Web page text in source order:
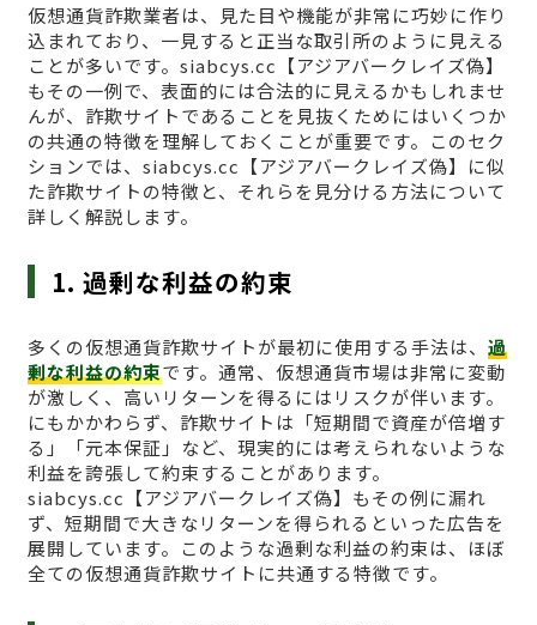
仮想通貨詐欺業者は、見た目や機能が非常に巧妙に作り
込まれており、一見すると正当な取引所のように見える
ことが多いです。siabcys.cc【アジアバークレイズ偽】
もその一例で、表面的には合法的に見えるかもしれませ
んが、詐欺サイトであることを見抜くためにはいくつか
の共通の特徴を理解しておくことが重要です。このセク
ションでは、siabcys.cc【アジアバークレイズ偽】に似
た詐欺サイトの特徴と、それらを見分ける方法について
詳しく解説します。
1. 過剰な利益の約束
多くの仮想通貨詐欺サイトが最初に使用する手法は、 過
剰な利益の約束です。通常、仮想通貨市場は非常に変動
が激しく、高いリターンを得るにはリスクが伴います。
にもかかわらず、詐欺サイトは「短期間で資産が倍増す
る」「元本保証」など、現実的には考えられないような
利益を誇張して約束することがあります。
siabcys.cc【アジアバークレイズ偽】もその例に漏れ
ず、短期間で大きなリターンを得られるといった広告を
展開しています。このような過剰な利益の約束は、ほぼ
全ての仮想通貨詐欺サイトに共通する特徴です。